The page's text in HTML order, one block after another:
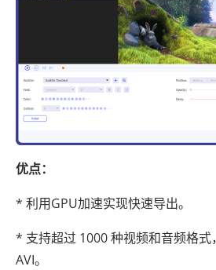
优点：
* 利用GPU加速实现快速导出。
* 支持超过 1000 种视频和音频格式
AVI。